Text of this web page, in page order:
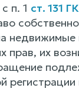
п. 1 ст. 131
прав, их